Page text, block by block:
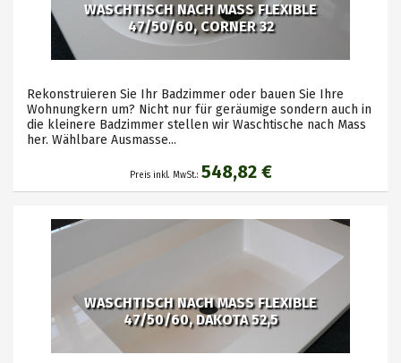
WASCHTISCH NACH MASS FLEXIBLE
47/50/60, CORNER 32
Rekonstruieren Sie Ihr Badzimmer oder bauen Sie Ihre
Wohnungkern um? Nicht nur für geräumige sondern auch in
die kleinere Badzimmer stellen wir Waschtische nach Mass
her. Wählbare Ausmasse...
Preis inkl. MwSt.: 548,82 €
WASCHTISCH NACH MASS FLEXIBLE
47/50/60, DAKOTA 52,5